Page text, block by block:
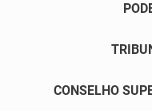
CONSELHO